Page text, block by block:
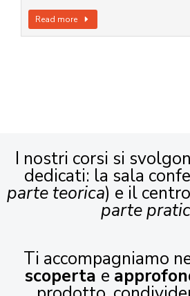
Read more
I nostri corsi si
dedicati: la sala
parte teorica) e il
parte
Ti accompagniamo
scoperta e